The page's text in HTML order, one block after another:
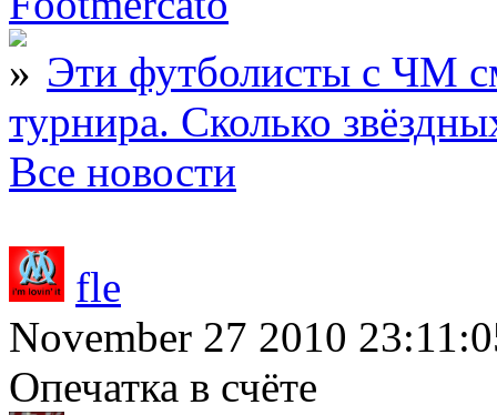
Эти футболисты с ЧМ
турнира. Сколько
Все новости
fle
November 27 2010
Опечатка в счёте